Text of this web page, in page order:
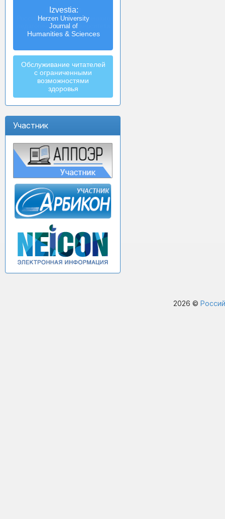
Izvestia:
Herzen University
Journal of
Humanities & Sciences
Обслуживание читателей
с ограниченными
возможностями
здоровья
Участник
2026 ©